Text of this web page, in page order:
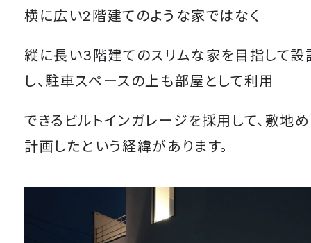
横に広い2階建てのような家ではなく
縦に長い3階建てのスリムな家を目指して設
し、駐車スペースの上も部屋として利用
できるビルトインガレージを採用して、敷地
計画したという経緯があります。